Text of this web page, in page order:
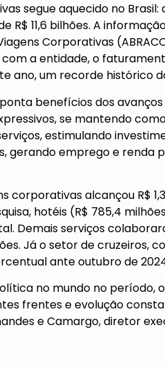
segue aquecido no Brasil:
11,6 bilhões. A
Corporativas
a entidade, o
ano, um recorde histórico
benefícios dos
se mantendo
estimulando
gerando emprego e renda
corporativas alcançou R$
hotéis (R$ 785,4
Demais serviços
Já o setor de cruzeiros,
ante outubro de
no mundo no período,
frentes e evolução
e Camargo, diretor